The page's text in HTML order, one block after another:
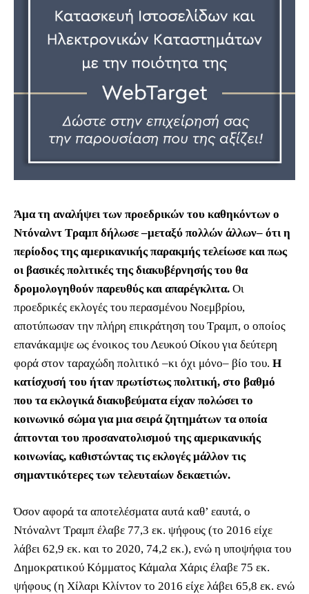
Άμα τη αναλήψει των προεδρικών του καθηκόντων ο
Ντόναλντ Τραμπ δήλωσε ‒μεταξύ πολλών άλλων‒ ότι η
περίοδος της αμερικανικής παρακμής τελείωσε και πως
οι βασικές πολιτικές της διακυβέρνησής του θα
δρομολογηθούν παρευθύς και απαρέγκλιτα. Οι
προεδρικές εκλογές του περασμένου Νοεμβρίου,
αποτύπωσαν την πλήρη επικράτηση του Τραμπ, ο οποίος
επανάκαμψε ως ένοικος του Λευκού Οίκου για δεύτερη
φορά στον ταραχώδη πολιτικό –κι όχι μόνο– βίο του. Η
κατίσχυσή του ήταν πρωτίστως πολιτική, στο βαθμό
που τα εκλογικά διακυβεύματα είχαν πολώσει το
κοινωνικό σώμα για μια σειρά ζητημάτων τα οποία
άπτονται του προσανατολισμού της αμερικανικής
κοινωνίας, καθιστώντας τις εκλογές μάλλον τις
σημαντικότερες των τελευταίων δεκαετιών.
Όσον αφορά τα αποτελέσματα αυτά καθ’ εαυτά, ο
Ντόναλντ Τραμπ έλαβε 77,3 εκ. ψήφους (το 2016 είχε
λάβει 62,9 εκ. και το 2020, 74,2 εκ.), ενώ η υποψήφια του
Δημοκρατικού Κόμματος Κάμαλα Χάρις έλαβε 75 εκ.
ψήφους (η Χίλαρι Κλίντον το 2016 είχε λάβει 65,8 εκ. ενώ